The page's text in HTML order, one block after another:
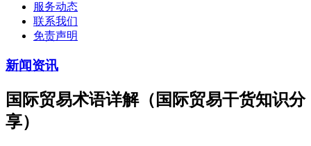
服务动态
联系我们
免责声明
新闻资讯
国际贸易术语详解（国际贸易干货知识分
享）